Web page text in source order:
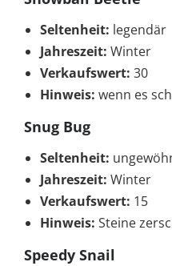
Seltenheit: legendär
Jahreszeit: Winter
Verkaufswert: 30
Hinweis: wenn es
Snug Bug
Seltenheit:
Jahreszeit: Winter
Verkaufswert: 15
Hinweis: Steine
Speedy Snail